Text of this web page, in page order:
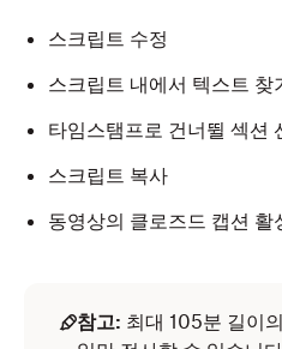
스크립트 수정
스크립트 내에서 텍스트 찾
타임스탬프로 건너뛸 섹션
스크립트 복사
동영상의 클로즈드 캡션 활
참고: 최대 105분 길이